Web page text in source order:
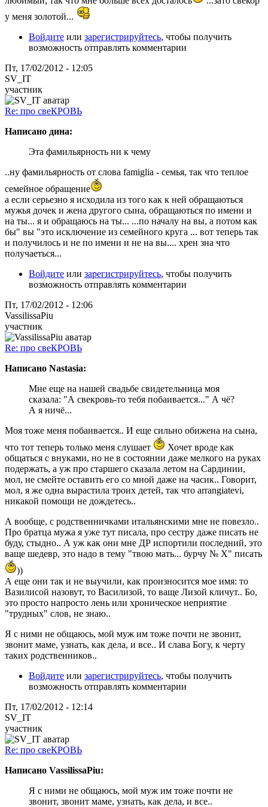
у меня золотой...
Войдите или зарегистрируйтесь, чтобы получить
возможность отправлять комментарии
Пт, 17/02/2012 - 12:05
SV_IT
участник
Re: про свеКРОВЬ
Написано дина:
Эта фамильярность ни к чему
..ну фамильярность от слова famiglia - семья, так что теплое
семейное обращение
а если серьезно я исходила из того как к ней обращаються
мужья дочек и жена другого сына, обращаються по имени и
на ты... я и обращаюсь на ты... ...по началу на вы, а потом как
бы" вы "это исключение из семейного круга ... вот теперь так
и получилось и не по имени и не на вы.... хрен зна что
получаеться...
Войдите или зарегистрируйтесь, чтобы получить
возможность отправлять комментарии
Пт, 17/02/2012 - 12:06
VassilissaPiu
участник
Re: про свеКРОВЬ
Написано Nastasia:
Мне еще на нашей свадьбе свидетельница моя
сказала: "А свекровь-то тебя побаивается..." А чё?
А я ничё...
Моя тоже меня побаивается.. И еще сильно обижена на сына,
что тот теперь только меня слушает
Хочет вроде как
общаться с внуками, но не в состоянии даже мелкого на руках
подержать, а уж про старшего сказала летом на Сардинии,
мол, не смейте оставить его со мной даже на часик.. Говорит,
мол, я же одна вырастила троих детей, так что arrangiatevi,
никакой помощи не дождетесь..
А вообще, с родственничками итальянскими мне не повезло..
Про братца мужа я уже тут писала, про сестру даже писать не
буду, стыдно.. А уж как они мне ДР испортили последний, это
ваще шедевр, это надо в тему "твою мать... бурчу № Х" писать
))
А еще они так и не выучили, как произносится мое имя: то
Вазилисой назовут, то Василизой, то ваще Лизой кличут.. Бо,
это просто напросто лень или хроническое неприятие
"трудных" слов, не знаю..
Я с ними не общаюсь, мой муж им тоже почти не звонит,
звонит маме, узнать, как дела, и все.. И слава Богу, к черту
таких родственников..
Войдите или зарегистрируйтесь, чтобы получить
возможность отправлять комментарии
Пт, 17/02/2012 - 12:14
SV_IT
участник
Re: про свеКРОВЬ
Написано VassilissaPiu:
Я с ними не общаюсь, мой муж им тоже почти не
звонит, звонит маме, узнать, как дела, и все..